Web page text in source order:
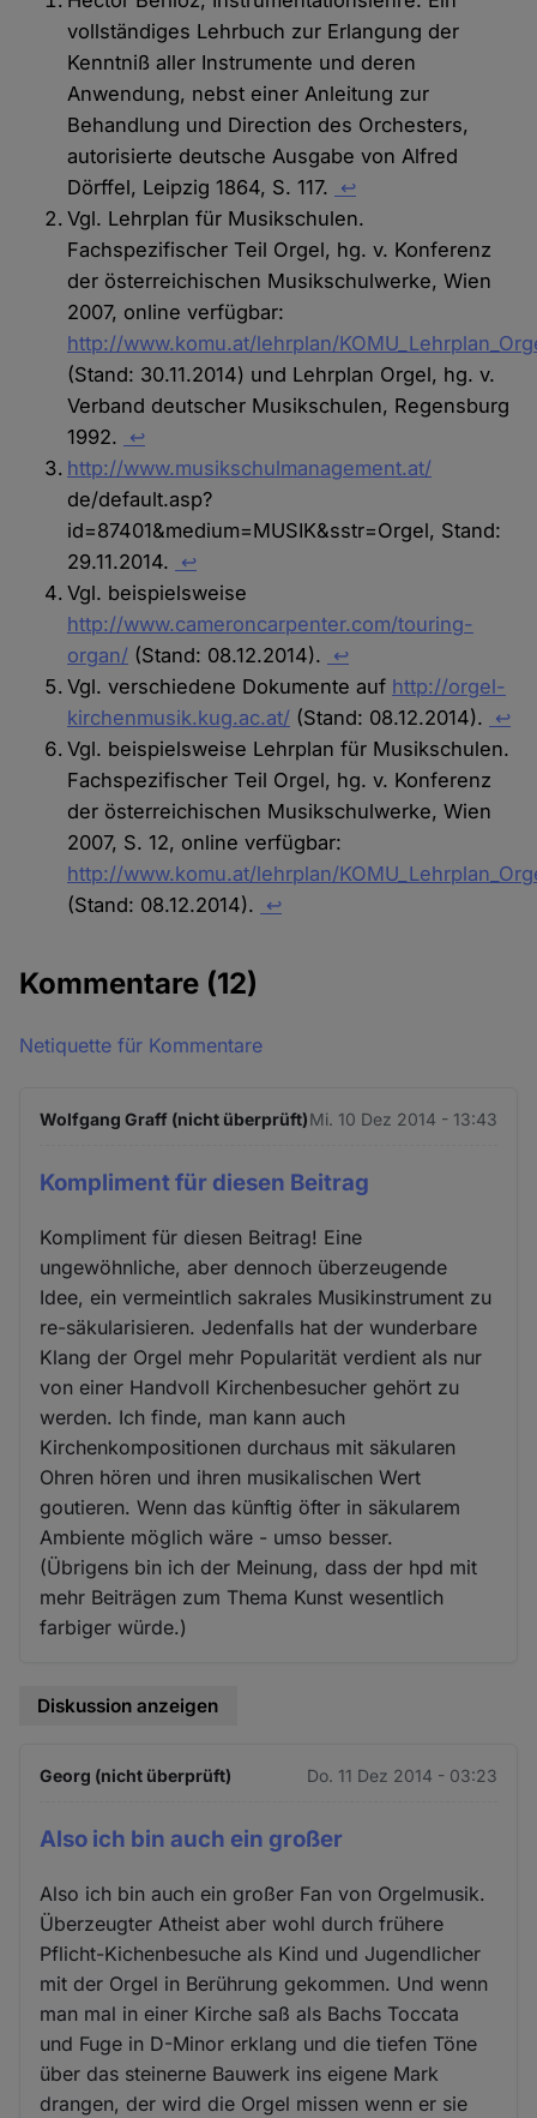
vollständiges Lehrbuch zur Erlangung der
Kenntniß aller Instrumente und deren
Anwendung, nebst einer Anleitung zur
Behandlung und Direction des Orchesters,
autorisierte deutsche Ausgabe von Alfred
Dörffel, Leipzig 1864, S. 117. ↩
Vgl. Lehrplan für Musikschulen.
Fachspezifischer Teil Orgel, hg. v. Konferenz
der österreichischen Musikschulwerke, Wien
2007, online verfügbar:
http://www.komu.at/lehrplan/
(Stand: 30.11.2014) und Lehrplan Orgel, hg. v.
Verband deutscher Musikschulen, Regensburg
1992. ↩
http://www.musikschulmanagement.at/
de/default.asp?
id=87401&medium=MUSIK&sstr=Orgel, Stand:
29.11.2014. ↩
Vgl. beispielsweise
http://www.cameroncarpenter.com/touring-
organ/ (Stand: 08.12.2014). ↩
Vgl. verschiedene Dokumente auf http://orgel-
kirchenmusik.kug.ac.at/ (Stand: 08.12.2014). ↩
Vgl. beispielsweise Lehrplan für Musikschulen.
Fachspezifischer Teil Orgel, hg. v. Konferenz
der österreichischen Musikschulwerke, Wien
2007, S. 12, online verfügbar:
http://www.komu.at/lehrplan/
(Stand: 08.12.2014). ↩
Kommentare (12)
Netiquette für Kommentare
Wolfgang Graff (nicht überprüft)Mi. 10 Dez 2014 - 13:43
Kompliment für diesen Beitrag
Kompliment für diesen Beitrag! Eine
ungewöhnliche, aber dennoch überzeugende
Idee, ein vermeintlich sakrales Musikinstrument zu
re-säkularisieren. Jedenfalls hat der wunderbare
Klang der Orgel mehr Popularität verdient als nur
von einer Handvoll Kirchenbesucher gehört zu
werden. Ich finde, man kann auch
Kirchenkompositionen durchaus mit säkularen
Ohren hören und ihren musikalischen Wert
goutieren. Wenn das künftig öfter in säkularem
Ambiente möglich wäre - umso besser.
(Übrigens bin ich der Meinung, dass der hpd mit
mehr Beiträgen zum Thema Kunst wesentlich
farbiger würde.)
Diskussion anzeigen
Georg (nicht überprüft) Do. 11 Dez 2014 - 03:23
Also ich bin auch ein großer
Also ich bin auch ein großer Fan von Orgelmusik.
Überzeugter Atheist aber wohl durch frühere
Pflicht-Kichenbesuche als Kind und Jugendlicher
mit der Orgel in Berührung gekommen. Und wenn
man mal in einer Kirche saß als Bachs Toccata
und Fuge in D-Minor erklang und die tiefen Töne
über das steinerne Bauwerk ins eigene Mark
drangen, der wird die Orgel missen wenn er sie